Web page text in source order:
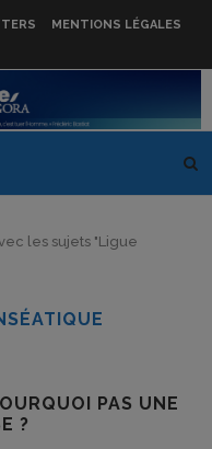
MENTIONS LÉGALES
les sujets "Ligue
PAS UNE
?